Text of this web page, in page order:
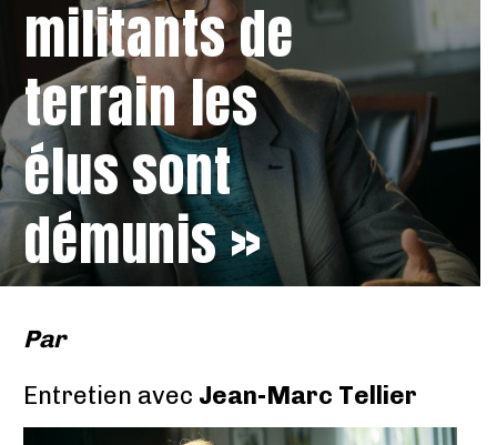
militants de
terrain les
élus sont
démunis »
Par
Entretien avec Jean-Marc Tellier